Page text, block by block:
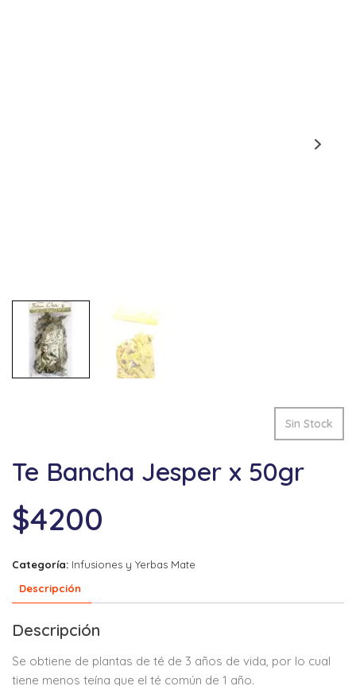
Sin Stock
Te Bancha Jesper x 50gr
$4200
Categoría: Infusiones y Yerbas Mate
Descripción
Descripción
Se obtiene de plantas de té de 3 años de vida, por lo cual
tiene menos teína que el té común de 1 año.